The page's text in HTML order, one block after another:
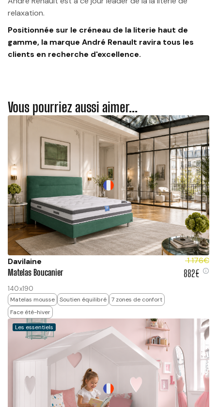
relaxation.
Positionnée sur le créneau de la literie haut de
gamme, la marque André Renault ravira tous les
clients en recherche d'excellence.
Vous pourriez aussi aimer...
Davilaine 1 176€
Matelas Boucanier 882€
140x190
Matelas mousse Soutien équilibré
7 zones de confort
Face été-hiver
Les essentiels